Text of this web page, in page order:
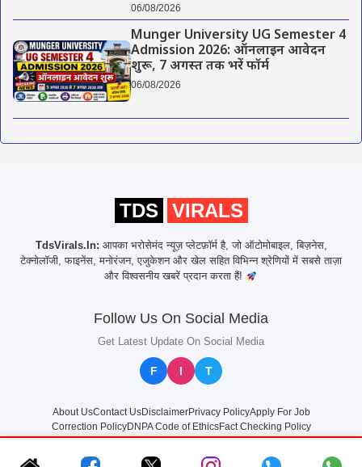
06/08/2026
Munger University UG Semester 4
Admission 2026: ऑनलाइन आवेदन
शुरू, 7 अगस्त तक भरें फॉर्म
06/08/2026
TDS VIRALS
TdsVirals.In: आपका भरोसेमंद न्यूज़ प्लेटफ़ॉर्म है, जो ऑटोमोबाइल, बिज़नेस,
टेक्नोलॉजी, फाइनेंस, मनोरंजन, एजुकेशन और खेल सहित विभिन्न श्रेणियों में सबसे ताज़ा
और विश्वसनीय खबरें प्रदान करता हैं!
Follow Us On Social Media
Get Latest Update On Social Media
F I T
About UsContact UsDisclaimerPrivacy PolicyApply For Job
Correction PolicyDNPA Code of EthicsFact Checking Policy
© 2025 TdsVirals.In All rights reserved